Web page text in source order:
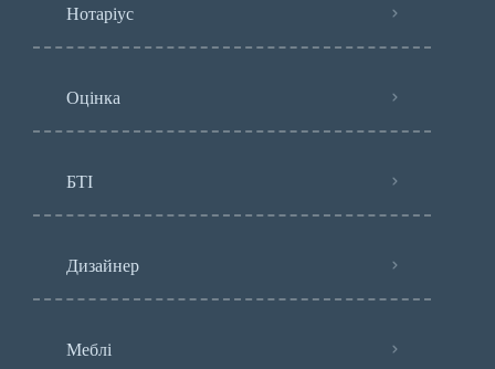
Нотаріус
Оцінка
БТІ
Дизайнер
Меблі